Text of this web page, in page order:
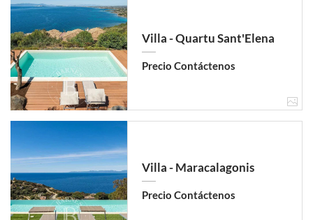
Villa - Quartu Sant'Elena
Precio Contáctenos
Villa - Maracalagonis
Precio Contáctenos